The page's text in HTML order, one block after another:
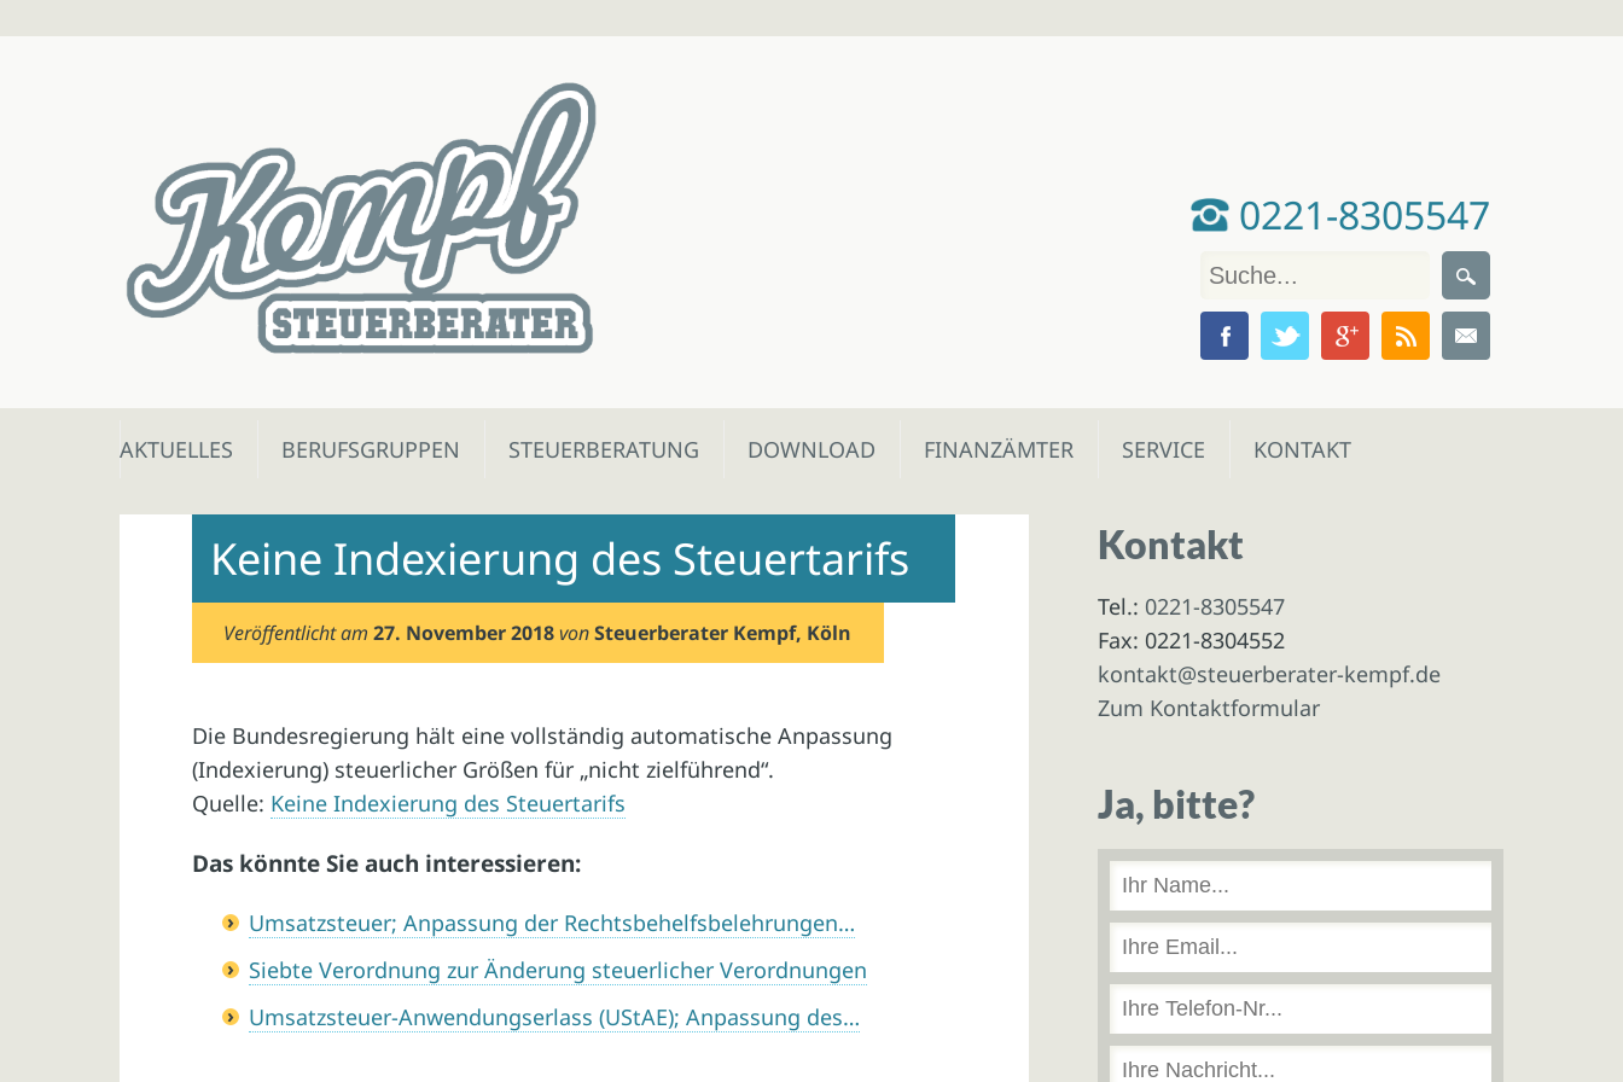
0221-8305547
Skip
AKTUELLES BERUFSGRUPPEN STEUERBERATUNG DOWNLOAD FINANZÄMTER SERVICE KONTAKT
Keine Indexierung des Steuertarifs
Veröffentlicht am27. November 2018 vonSteuerberater Kempf, Köln
Die Bundesregierung hält eine vollständig automatische Anpassung
(Indexierung) steuerlicher Größen für „nicht zielführend“.
Quelle: Keine Indexierung des Steuertarifs
Das könnte Sie auch interessieren:
Umsatzsteuer; Anpassung der Rechtsbehelfsbelehrungen…
Siebte Verordnung zur Änderung steuerlicher Verordnungen
Umsatzsteuer-Anwendungserlass (UStAE); Anpassung des…
Kontakt
Tel.: 0221-8305547
Fax: 0221-8304552
kontakt@steuerberater-kempf.de
Zum Kontaktformular
Ja, bitte?